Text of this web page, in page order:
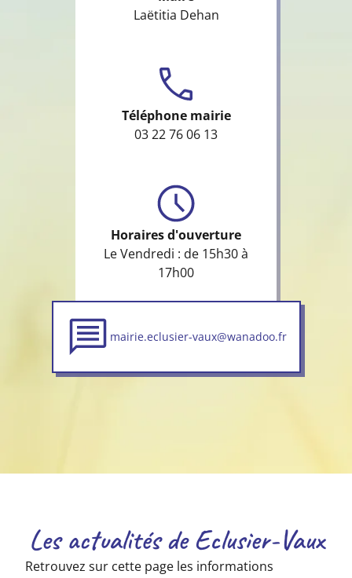
Laëtitia Dehan
Téléphone mairie
03 22 76 06 13
Horaires d'ouverture
Le Vendredi : de 15h30 à
17h00
mairie.eclusier-vaux@wanadoo.fr
Les actualités de Eclusier-Vaux
Retrouvez sur cette page les informations